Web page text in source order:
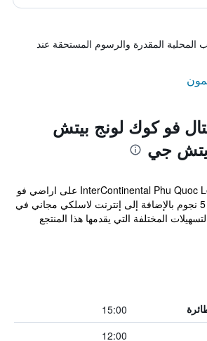
المحلية المقدرة والرسوم المستحقة عند
فو كوك لونج بيتش
جي
تقع InterContinental Phu Quoc Long Beach Resort على اراضي فو
كوك وتوفر مرافق ذات 5 نجوم بالإضافة إلى إنترنت لاسلكي مجاني في
المختلفة التي يقدمها هذا المنتجع
15:00
12:00